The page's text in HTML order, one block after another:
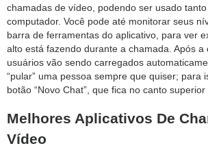
chamadas de vídeo, podendo ser usado
computador. Você pode até monitorar seus
barra de ferramentas do aplicativo, para ver
alto está fazendo durante a chamada. Após a
usuários vão sendo carregados
“pular” uma pessoa sempre que quiser; para
botão “Novo Chat”, que fica no canto superior
Melhores Aplicativos De
Vídeo